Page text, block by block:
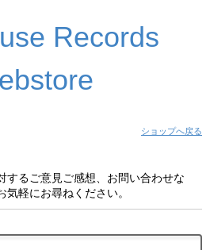
Records
ショップへ戻る
するご意見ご感想、お問い合わせな
軽にお尋ねください。